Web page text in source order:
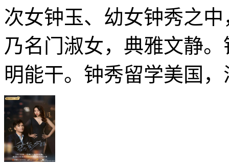
次女钟玉、幼女钟秀之
乃名门淑女，典雅文静
明能干。钟秀留学美国